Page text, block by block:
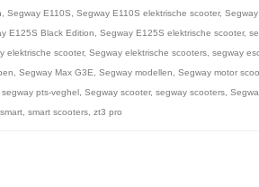
, Segway E110S, Segway E110S elektrische scooter, Segway
E125S Black Edition, Segway E125S elektrische scooter,
elektrische scooter, Segway elektrische scooters, segway
, Segway Max G3E, Segway modellen, Segway motor
segway pts-veghel, Segway scooter, segway scooters,
smart, smart scooters, zt3 pro